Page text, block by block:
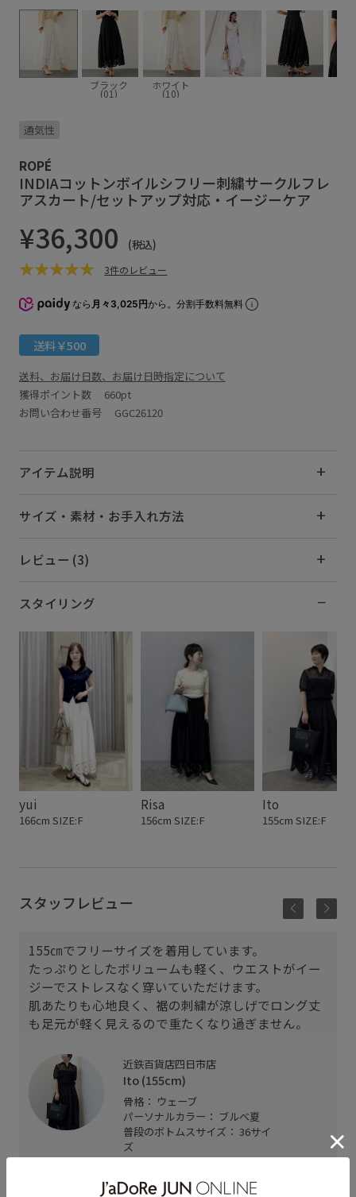
ブラック
(01)
ホワイト
(10)
通気性
ROPÉ
INDIAコットンボイルシフリー刺繍サークルフレ
アスカート/セットアップ対応・イージーケア
¥36,300 (税込)
3件のレビュー
なら 月々3,025円から。分割手数料無料
送料￥500
送料、お届け日数、お届け日時指定について
獲得ポイント数 660pt
お問い合わせ番号 GGC26120
アイテム説明
サイズ・素材・お手入れ方法
レビュー (3)
スタイリング
yui
166cm SIZE:F
Risa
156cm SIZE:F
Ito
155cm SIZE:F
スタッフレビュー
155㎝でフリーサイズを着用しています。
たっぷりとしたボリュームも軽く、ウエストがイー
ジーでストレスなく穿いていただけます。
肌あたりも心地良く、裾の刺繍が涼しげでロング丈
も足元が軽く見えるので重たくなり過ぎません。
近鉄百貨店四日市店
Ito (155cm)
骨格： ウェーブ
パーソナルカラー： ブルべ夏
普段のボトムスサイズ： 36サイ
ズ
カラー : ブラック (01)